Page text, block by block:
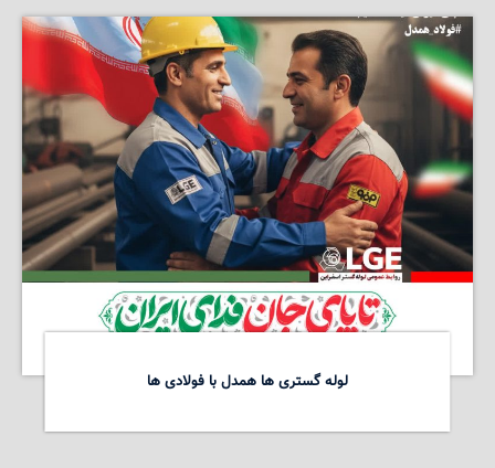
لوله گستری ها همدل با فولادی ها